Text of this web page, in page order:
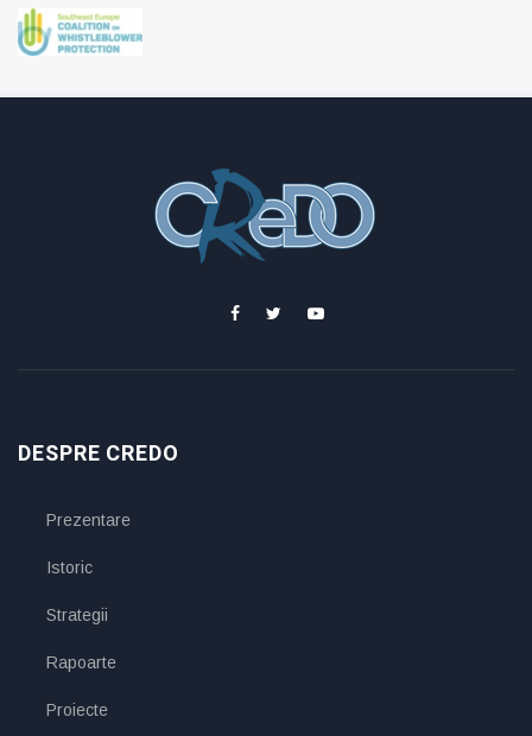
DESPRE CREDO
Prezentare
Istoric
Strategii
Rapoarte
Proiecte